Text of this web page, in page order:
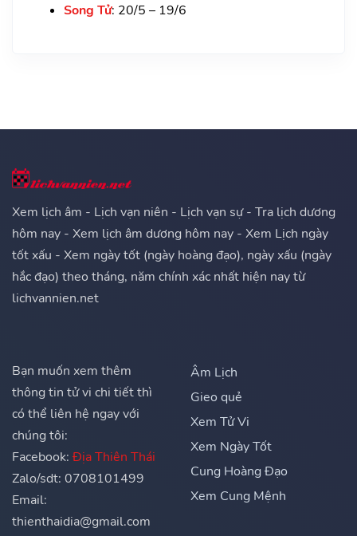
Song Tử: 20/5 – 19/6
Xem lịch âm - Lịch vạn niên - Lịch vạn sự - Tra lịch dương
hôm nay - Xem lịch âm dương hôm nay - Xem Lịch ngày
tốt xấu - Xem ngày tốt (ngày hoàng đạo), ngày xấu (ngày
hắc đạo) theo tháng, năm chính xác nhất hiện nay từ
lichvannien.net
Bạn muốn xem thêm
thông tin tử vi chi tiết thì
có thể liên hệ ngay với
chúng tôi:
Facebook: Địa Thiên Thái
Zalo/sdt: 0708101499
Email:
thienthaidia@gmail.com
Âm Lịch
Gieo quẻ
Xem Tử Vi
Xem Ngày Tốt
Cung Hoàng Đạo
Xem Cung Mệnh